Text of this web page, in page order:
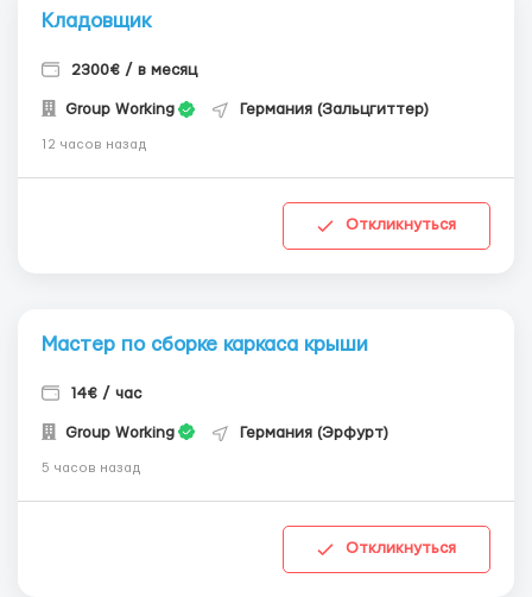
Кладовщик
2300€ / в месяц
Group Working Германия (Зальцгиттер)
12 часов назад
Откликнуться
Мастер по сборке каркаса крыши
14€ / час
Group Working Германия (Эрфурт)
5 часов назад
Откликнуться